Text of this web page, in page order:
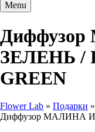
Menu
ЗЕЛЕНЬ /
GREEN
You are here
Flower Lab » Подарки »
Диффузор МАЛИНА И